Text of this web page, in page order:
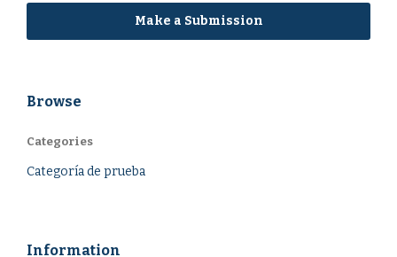
Make a Submission
Browse
Categories
Categoría de prueba
Information